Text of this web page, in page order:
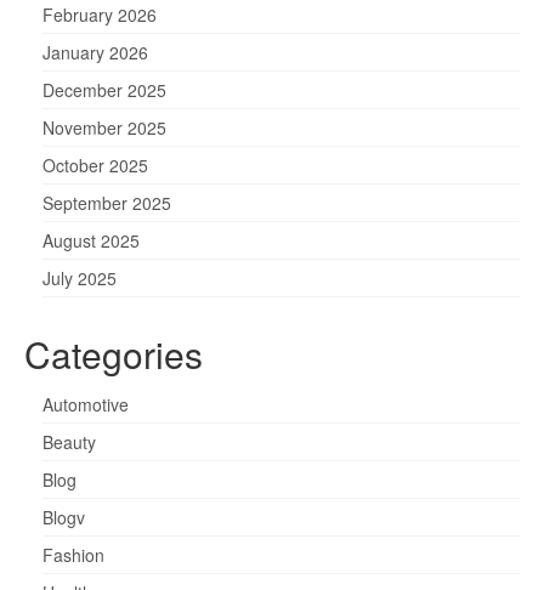
February 2026
January 2026
December 2025
November 2025
October 2025
September 2025
August 2025
July 2025
Categories
Automotive
Beauty
Blog
Blogv
Fashion